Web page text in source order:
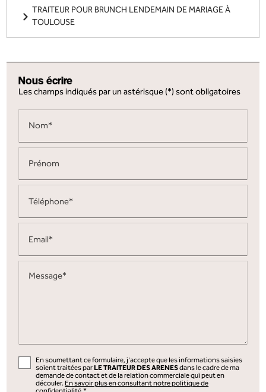
TRAITEUR POUR BRUNCH LENDEMAIN DE MARIAGE À
TOULOUSE
Nous écrire
Les champs indiqués par un astérisque (*) sont obligatoires
Nom*
Prénom
Téléphone*
Email*
Message*
En soumettant ce formulaire, j'accepte que les informations saisies
soient traitées parLE TRAITEUR DES ARENESdans le cadre de ma
demande de contact et de la relation commerciale qui peut en
découler.En savoir plus en consultant notre politique de